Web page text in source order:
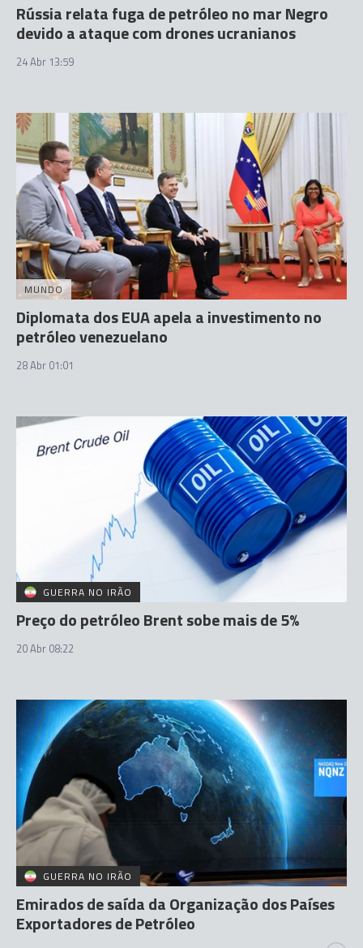
Rússia relata fuga de petróleo no mar Negro
devido a ataque com drones ucranianos
24 Abr 13:59
MUNDO
Diplomata dos EUA apela a investimento no
petróleo venezuelano
28 Abr 01:01
GUERRA NO IRÃO
Preço do petróleo Brent sobe mais de 5%
20 Abr 08:22
GUERRA NO IRÃO
Emirados de saída da Organização dos Países
Exportadores de Petróleo